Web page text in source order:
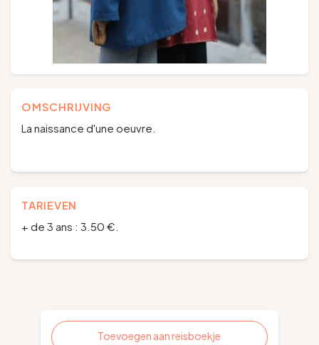
OMSCHRIJVING
La naissance d'une oeuvre.
TARIEVEN
+ de 3 ans : 3.50 €.
Toevoegen aan reisboekje